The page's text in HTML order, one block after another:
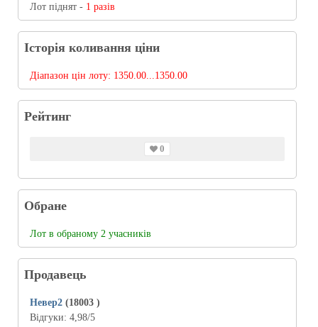
Лот піднят - 1 разів
Історія коливання ціни
Діапазон цін лоту: 1350.00...1350.00
Рейтинг
0
Обране
Лот в обраному 2 учасників
Продавець
Невер2 (18003 )
Відгуки: 4,98/5